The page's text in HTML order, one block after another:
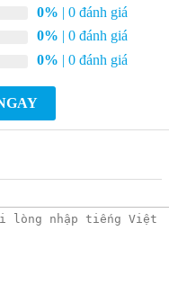
0% | 0 đánh giá
0% | 0 đánh giá
0% | 0 đánh giá